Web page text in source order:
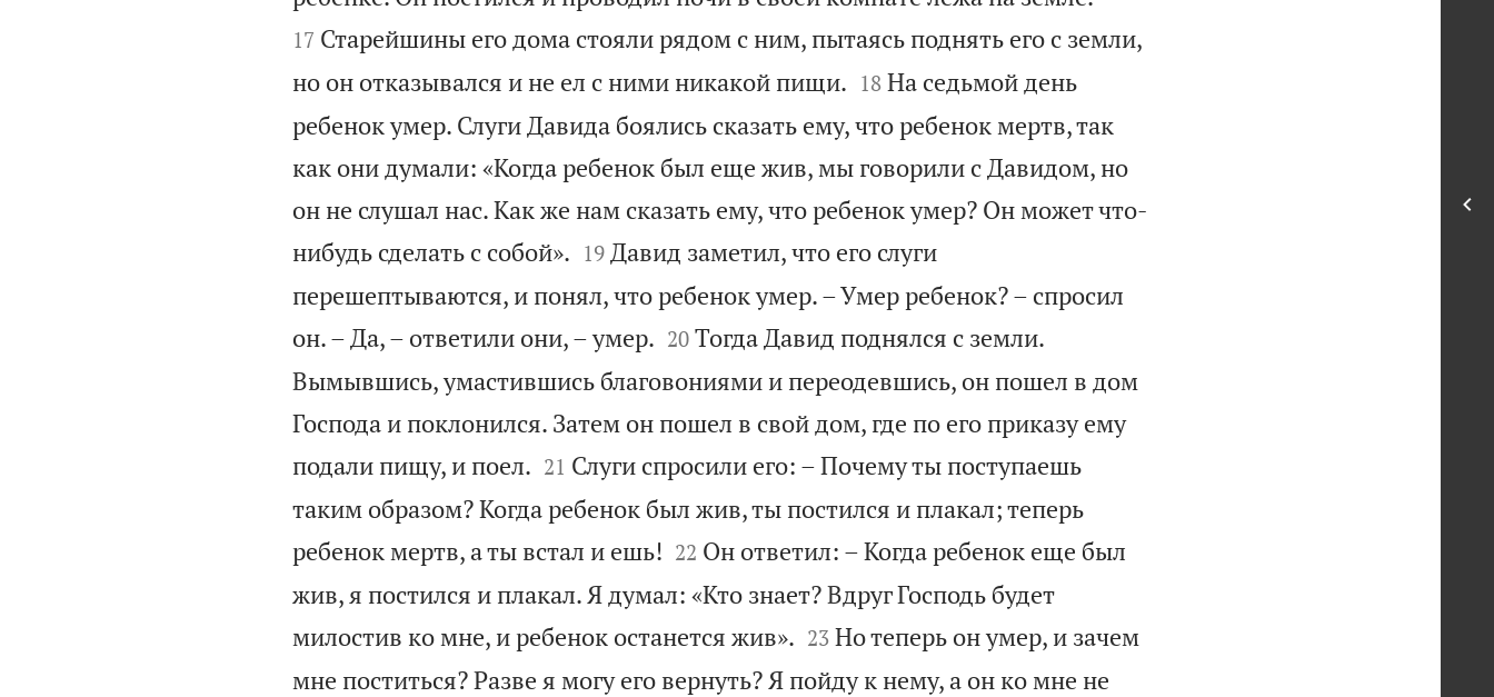
17 Старейшины его дома стояли рядом с ним, пытаясь поднять его с земли,
но он отказывался и не ел с ними никакой пищи.
18 На седьмой день
ребенок умер. Слуги Давида боялись сказать ему, что ребенок мертв, так
как они думали: «Когда ребенок был еще жив, мы говорили с Давидом, но
он не слушал нас. Как же нам сказать ему, что ребенок умер? Он может что-
нибудь сделать с собой».
19 Давид заметил, что его слуги
перешептываются, и понял, что ребенок умер. – Умер ребенок? – спросил
он. – Да, – ответили они, – умер.
20 Тогда Давид поднялся с земли.
Вымывшись, умастившись благовониями и переодевшись, он пошел в дом
Господа и поклонился. Затем он пошел в свой дом, где по его приказу ему
подали пищу, и поел.
21 Слуги спросили его: – Почему ты поступаешь
таким образом? Когда ребенок был жив, ты постился и плакал; теперь
ребенок мертв, а ты встал и ешь!
22 Он ответил: – Когда ребенок еще был
жив, я постился и плакал. Я думал: «Кто знает? Вдруг Господь будет
милостив ко мне, и ребенок останется жив».
23 Но теперь он умер, и зачем
мне поститься? Разве я могу его вернуть? Я пойду к нему, а он ко мне не